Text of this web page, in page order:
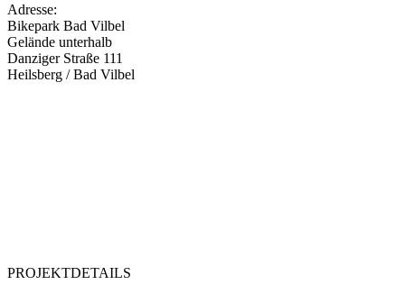
Adresse:
Bikepark Bad Vilbel
Gelände unterhalb
Danziger Straße 111
Heilsberg / Bad Vilbel
PROJEKTDETAILS